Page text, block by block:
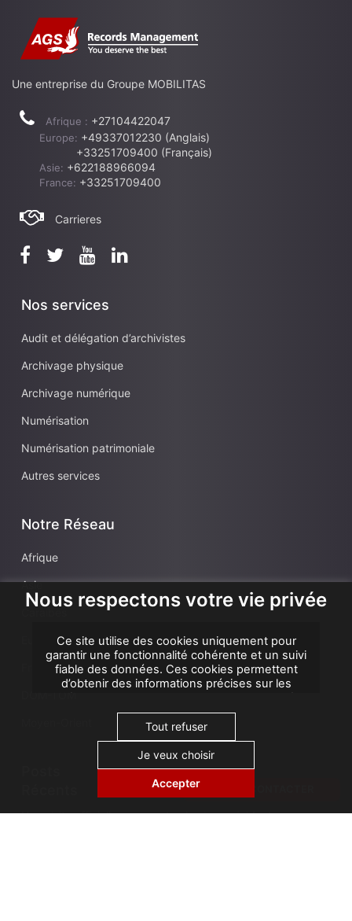
Une entreprise du Groupe MOBILITAS
Afrique : +27104422047
Europe: +49337012230 (Anglais)
+33251709400 (Français)
Asie: +622188966094
France: +33251709400
Carrieres
Nos services
Audit et délégation d’archivistes
Archivage physique
Archivage numérique
Numérisation
Numérisation patrimoniale
Autres services
Notre Réseau
Afrique
Asie
France
Une visite officielle marquante : le vice-président
Nous respectons votre vie privée
Ce site utilise des cookies uniquement pour
garantir une fonctionnalité cohérente et un suivi
fiable des données. Ces cookies permettent
d’obtenir des informations précises sur les
d’améliorer votre expérience. Nous n’utilisons
pas de cookies à des fins publicitaires ou de
remarketing, et aucune donnée personnelle
n’est vendue ni partagée avec des tiers. En
cliquant sur « Accepter tout », vous consentez à
notre utilisation des cookies.
Tout refuser
Je veux choisir
Accepter